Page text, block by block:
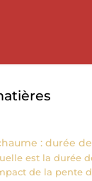
: durée
est la durée
de la pente